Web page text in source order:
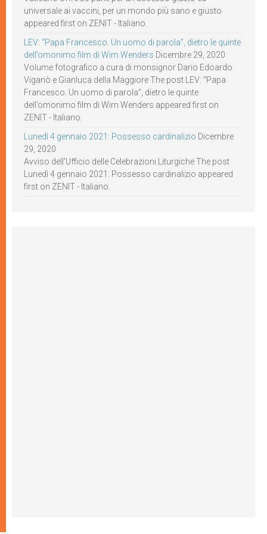
universale ai vaccini, per un mondo più sano e giusto
appeared first on ZENIT - Italiano.
LEV: “Papa Francesco. Un uomo di parola”, dietro le quinte
dell’omonimo film di Wim Wenders Dicembre 29, 2020
Volume fotografico a cura di monsignor Dario Edoardo
Viganò e Gianluca della Maggiore The post LEV: “Papa
Francesco. Un uomo di parola”, dietro le quinte
dell’omonimo film di Wim Wenders appeared first on
ZENIT - Italiano.
Lunedì 4 gennaio 2021: Possesso cardinalizio Dicembre
29, 2020
Avviso dell’Ufficio delle Celebrazioni Liturgiche The post
Lunedì 4 gennaio 2021: Possesso cardinalizio appeared
first on ZENIT - Italiano.